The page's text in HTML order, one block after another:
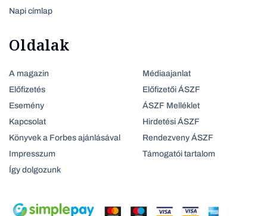
Napi címlap
Oldalak
A magazin
Előfizetés
Esemény
Kapcsolat
Könyvek a Forbes ajánlásával
Impresszum
Így dolgozunk
Médiaajanlat
Előfizetői ÁSZF
ÁSZF Melléklet
Hirdetési ÁSZF
Rendezveny ÁSZF
Támogatói tartalom